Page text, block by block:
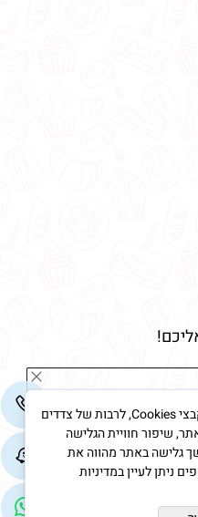
לידיעתך, באתרנו נעשה שימוש בקבצי Cookies, לרבות של צדדים
שיפור חוויית הגלישה
גלישה באתר מהווה את
ניתן לעיין במדיניות